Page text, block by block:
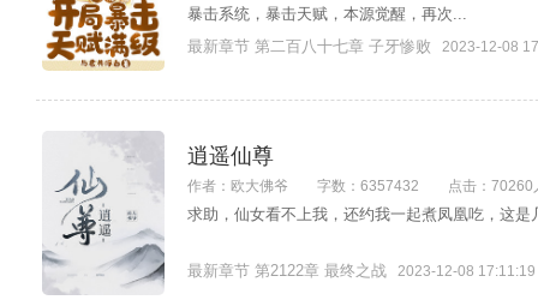
暴击系统，暴击天赋，本源觉醒，再次...
最新章节 第二百八十七章 子牙惨败
2023-12-08
逍遥仙尊
作者：欧大佛爷 字数：6357432 点击：70260
求助，仙女看不上我，还约我一起煮凤凰吃，这
最新章节 第2122章 最终之战 2023-12-08 17:11:19